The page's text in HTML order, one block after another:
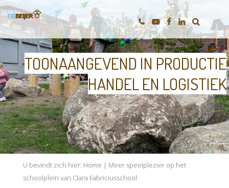
TOONAANGEVEND IN PRODUCTIE
HANDEL EN LOGISTIEK
U bevindt zich hier: Home | Meer speelplezier op het
schoolplein van Clara Fabriciusschool